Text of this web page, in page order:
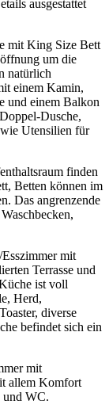
ausgestattet
mit King Size Bett
um die
natürlich
einem Kamin,
und einem Balkon
Dusche,
Utensilien für
finden
Betten können im
Das angrenzende
mit
Terrasse und
ist voll
Herd,
diverse
befindet sich ein
mit
allem Komfort
und WC.